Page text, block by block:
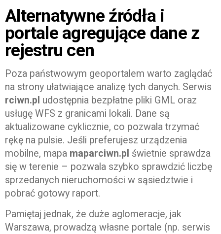
Alternatywne źródła i
portale agregujące dane z
rejestru cen
Poza państwowym geoportalem warto zaglądać
na strony ułatwiające analizę tych danych. Serwis
rciwn.pl udostępnia bezpłatne pliki GML oraz
usługę WFS z granicami lokali. Dane są
aktualizowane cyklicznie, co pozwala trzymać
rękę na pulsie. Jeśli preferujesz urządzenia
mobilne, mapa maparciwn.pl świetnie sprawdza
się w terenie – pozwala szybko sprawdzić liczbę
sprzedanych nieruchomości w sąsiedztwie i
pobrać gotowy raport.
Pamiętaj jednak, że duże aglomeracje, jak
Warszawa, prowadzą własne portale (np. serwis